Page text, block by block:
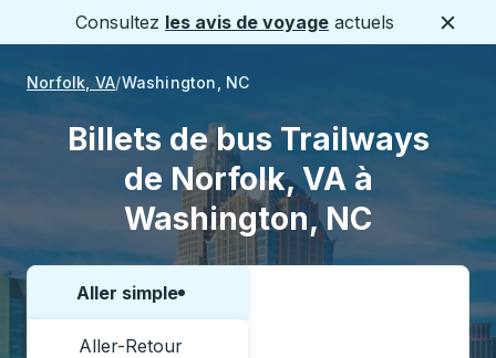
Consultez les avis de voyage actuels
Norfolk, VA Washington, NC
Billets de bus Trailways
de Norfolk, VA à
Washington, NC
Choisissez un sens ou un aller-retour:
Aller simple
Aller-Retour